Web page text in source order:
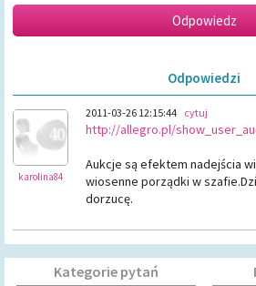
Odpowiedzi
karolina84
2011-03-26 12:15:44 cytuj
http://allegro.pl/
Aukcje są efektem nadejścia
wiosenne porządki w
dorzucę.
Kategorie pytań